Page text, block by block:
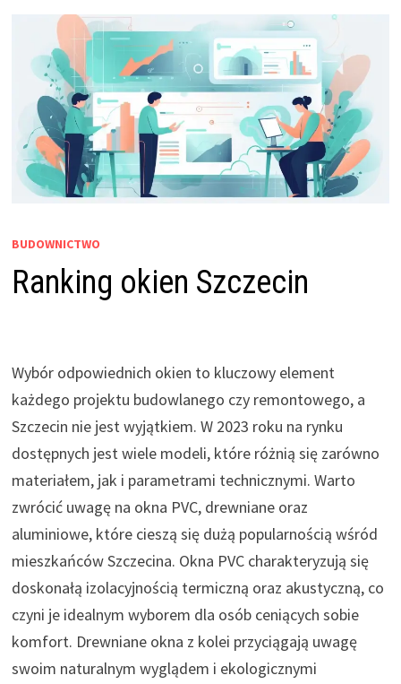
BUDOWNICTWO
Ranking okien Szczecin
Wybór odpowiednich okien to kluczowy element
każdego projektu budowlanego czy remontowego, a
Szczecin nie jest wyjątkiem. W 2023 roku na rynku
dostępnych jest wiele modeli, które różnią się zarówno
materiałem, jak i parametrami technicznymi. Warto
zwrócić uwagę na okna PVC, drewniane oraz
aluminiowe, które cieszą się dużą popularnością wśród
mieszkańców Szczecina. Okna PVC charakteryzują się
doskonałą izolacyjnością termiczną oraz akustyczną, co
czyni je idealnym wyborem dla osób ceniących sobie
komfort. Drewniane okna z kolei przyciągają uwagę
swoim naturalnym wyglądem i ekologicznymi